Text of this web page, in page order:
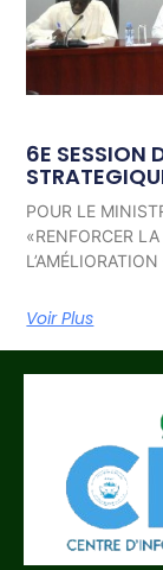
6E SESSION
POUR LE
«RENFORCER
Voir Plus